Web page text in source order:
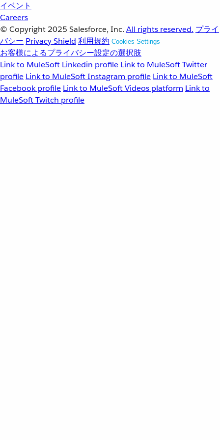
イベント
Careers
© Copyright 2025 Salesforce, Inc. All rights reserved. プライ
バシー Privacy Shield 利用規約 Cookies Settings
お客様によるプライバシー設定の選択肢
Link to MuleSoft Linkedin profile Link to MuleSoft Twitter
profile Link to MuleSoft Instagram profile Link to MuleSoft
Facebook profile Link to MuleSoft Videos platform Link to
MuleSoft Twitch profile